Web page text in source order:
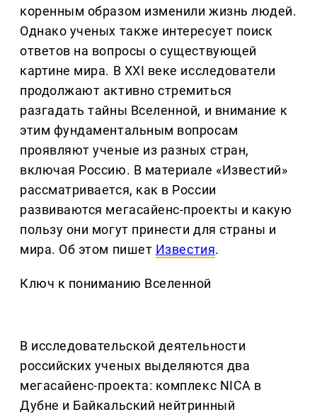
коренным образом изменили жизнь людей.
Однако ученых также интересует поиск
ответов на вопросы о существующей
картине мира. В XXI веке исследователи
продолжают активно стремиться
разгадать тайны Вселенной, и внимание к
этим фундаментальным вопросам
проявляют ученые из разных стран,
включая Россию. В материале «Известий»
рассматривается, как в России
развиваются мегасайенс-проекты и какую
пользу они могут принести для страны и
мира. Об этом пишет Известия.
Ключ к пониманию Вселенной
В исследовательской деятельности
российских ученых выделяются два
мегасайенс-проекта: комплекс NICA в
Дубне и Байкальский нейтринный